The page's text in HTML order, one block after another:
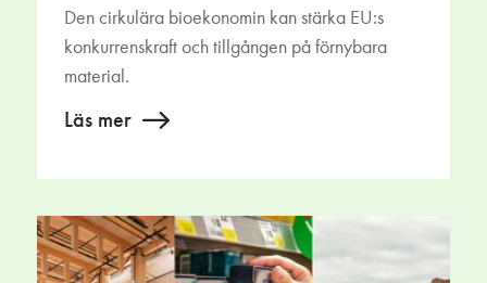
Den cirkulära bioekonomin kan stärka EU:s
konkurrenskraft och tillgången på förnybara
material.
Läs mer